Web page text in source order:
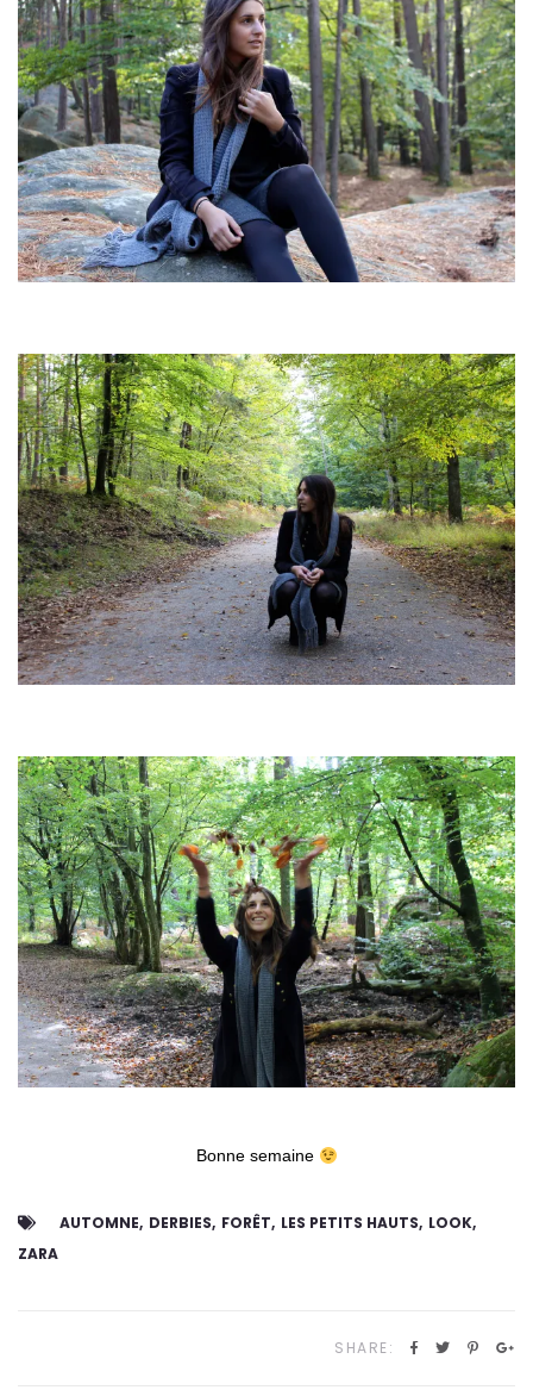
Bonne semaine
AUTOMNE DERBIES FORÊT LES PETITS HAUTS LOOK
ZARA
SHARE: